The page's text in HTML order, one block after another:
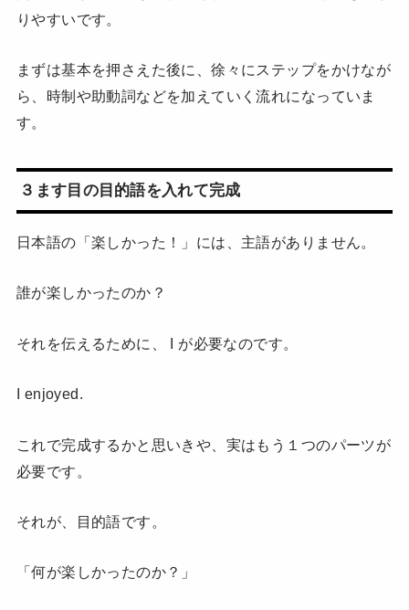
りやすいです。
まずは基本を押さえた後に、徐々にステップをかけなが
ら、時制や助動詞などを加えていく流れになっていま
す。
３ます目の目的語を入れて完成
日本語の「楽しかった！」には、主語がありません。
誰が楽しかったのか？
それを伝えるために、 I が必要なのです。
I enjoyed.
これで完成するかと思いきや、実はもう１つのパーツが
必要です。
それが、目的語です。
「何が楽しかったのか？」